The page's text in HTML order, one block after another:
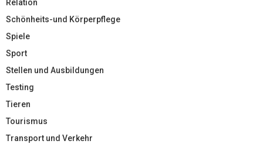
Relation
Schönheits-und Körperpflege
Spiele
Sport
Stellen und Ausbildungen
Testing
Tieren
Tourismus
Transport und Verkehr